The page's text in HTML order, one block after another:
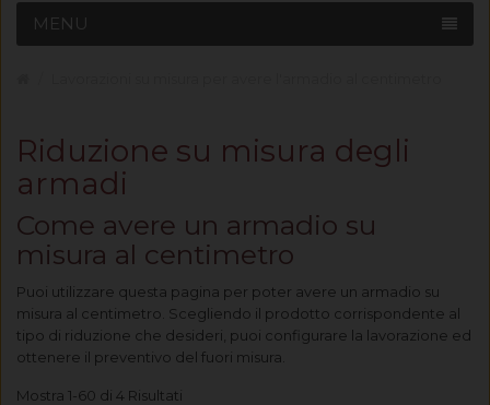
MENU
Riduzione su misura degli
armadi
Come avere un armadio su
misura al centimetro
Puoi utilizzare questa pagina per poter avere un armadio su
misura al centimetro. Scegliendo il prodotto corrispondente al
tipo di riduzione che desideri, puoi configurare la lavorazione ed
ottenere il preventivo del fuori misura.
Mostra 1-60 di 4 Risultati